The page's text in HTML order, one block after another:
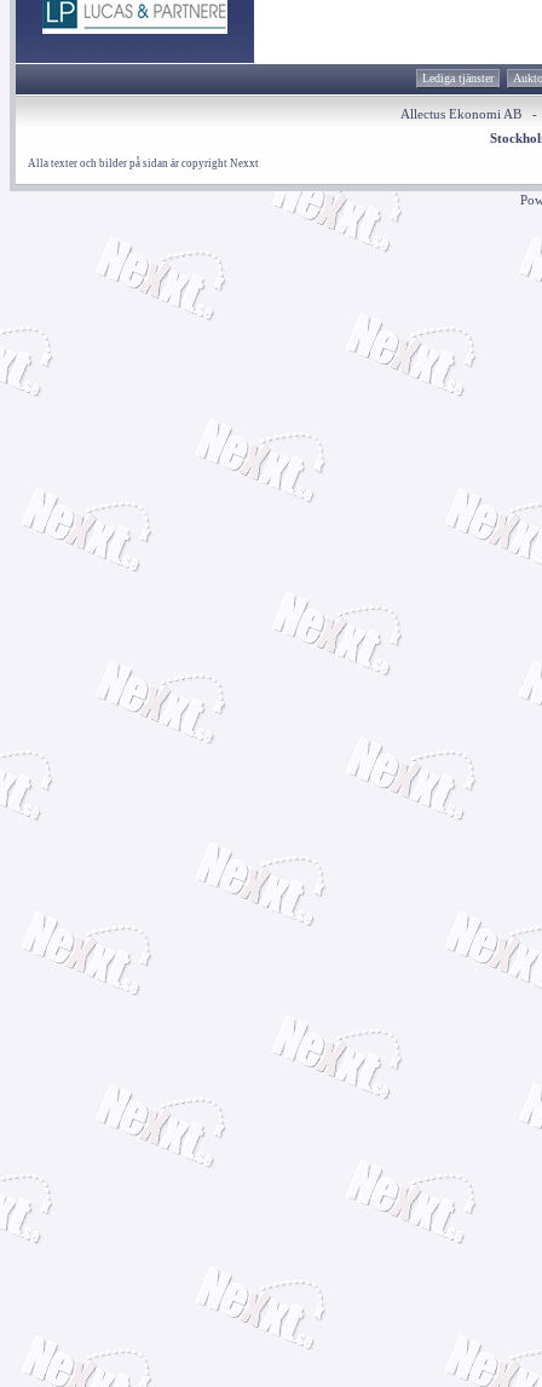
Lediga tjänster
Allectus Ekonomi
Alla texter och bilder på sidan är copyright Nexxt